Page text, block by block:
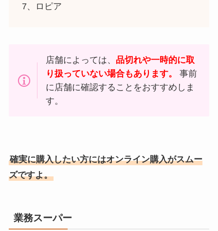
7、ロピア
店舗によっては、 品切れや一時的に取
り扱っていない場合もあります。
事前
に店舗に確認することをおすすめしま
す。
確実に購入したい方にはオンライン購入がスムー
ズですよ。
業務スーパー